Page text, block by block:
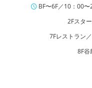
BF〜6F／10：00
2Fスタ
7Fレストラン
8F